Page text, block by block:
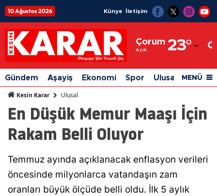
10 Ağustos 2026 Künye İletişim
Çorum
Açık 23°
Adıyaman
Afyonkarahisar
Ağrı
Amasya
Artvin
Aydın
Gündem Aşayiş Ekonomi Spor Ulusal Siyaset
MENÜ
Kesin Karar Ulusal
En Düşük Memur Maaşı İçin
Rakam Belli Oluyor
Temmuz ayında açıklanacak enflasyon verileri
öncesinde milyonlarca vatandaşın zam
oranları büyük ölçüde belli oldu. İlk 5 aylık